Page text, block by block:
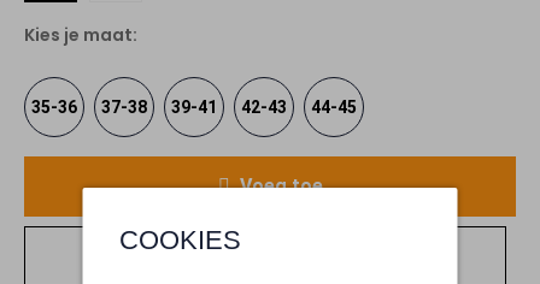
COOKIES
Kies je maat:
35-36 37-38 39-41 42-43 44-45
Voeg toe
Bekijk winkelvoorraad